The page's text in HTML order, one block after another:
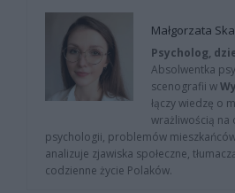
Małgorzata
Psycholog,
Absolwentka
scenografii w
łączy wiedzę o
wrażliwością na
psychologii, problemów
analizuje zjawiska społeczne,
codzienne życie Polaków.